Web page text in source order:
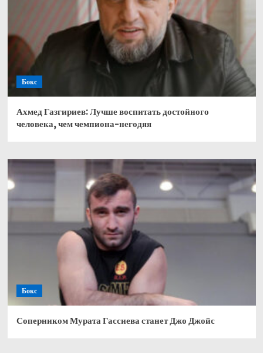
Бокс
Ахмед Газгириев: Лучше воспитать достойного
человека, чем чемпиона-негодяя
Бокс
Соперником Мурата Гассиева станет Джо Джойс